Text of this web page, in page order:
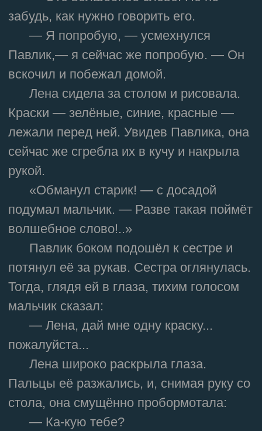
забудь, как нужно говорить его.
— Я попробую, — усмехнулся
Павлик,— я сейчас же попробую. — Он
вскочил и побежал домой.
Лена сидела за столом и рисовала.
Краски — зелёные, синие, красные —
лежали перед ней. Увидев Павлика, она
сейчас же сгребла их в кучу и накрыла
рукой.
«Обманул старик! — с досадой
подумал мальчик. — Разве такая поймёт
волшебное слово!..»
Павлик боком подошёл к сестре и
потянул её за рукав. Сестра оглянулась.
Тогда, глядя ей в глаза, тихим голосом
мальчик сказал:
— Лена, дай мне одну краску...
пожалуйста...
Лена широко раскрыла глаза.
Пальцы её разжались, и, снимая руку со
стола, она смущённо пробормотала:
— Ка-кую тебе?